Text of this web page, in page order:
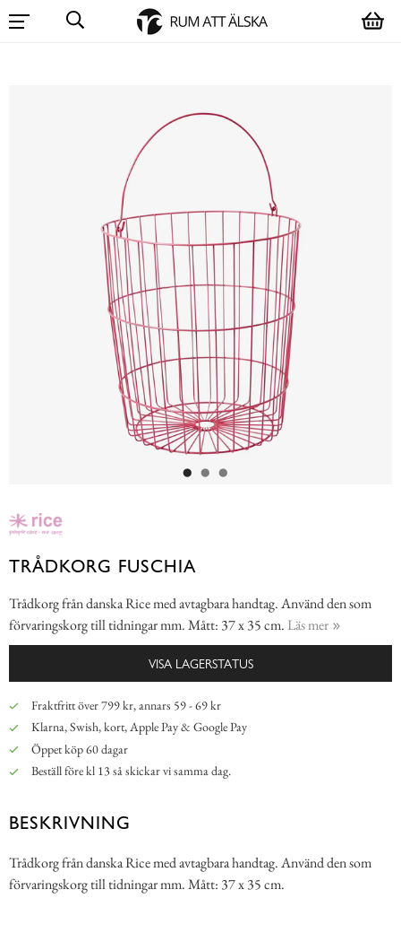
TRÅDKORG FUSCHIA
Trådkorg från danska Rice med avtagbara handtag. Använd den som
förvaringskorg till tidningar mm. Mått: 37 x 35 cm. Läs mer
VISA LAGERSTATUS
Fraktfritt över 799 kr, annars 59 - 69 kr
Klarna, Swish, kort, Apple Pay & Google Pay
Öppet köp 60 dagar
Beställ före kl 13 så skickar vi samma dag.
BESKRIVNING
Trådkorg från danska Rice med avtagbara handtag. Använd den som
förvaringskorg till tidningar mm. Mått: 37 x 35 cm.